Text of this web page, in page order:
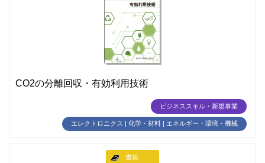
CO2の分離回収・有効利用技術
ビジネススキル・新規事業
エレクトロニクス | 化学・材料 | エネルギー・環境・機械
書籍